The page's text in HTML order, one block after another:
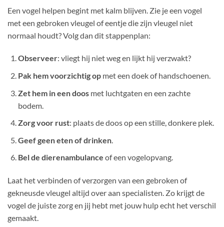
Een vogel helpen begint met kalm blijven. Zie je een vogel
met een gebroken vleugel of eentje die zijn vleugel niet
normaal houdt? Volg dan dit stappenplan:
Observeer: vliegt hij niet weg en lijkt hij verzwakt?
Pak hem voorzichtig opmet een doek of handschoenen.
Zet hem in een doosmet luchtgaten en een zachte
bodem.
Zorg voor rust: plaats de doos op een stille, donkere plek.
Geef geen eten of drinken.
Bel de dierenambulance of een vogelopvang.
Laat het verbinden of verzorgen van een gebroken of
gekneusde vleugel altijd over aan specialisten. Zo krijgt de
vogel de juiste zorg en jij hebt met jouw hulp echt het verschil
gemaakt.